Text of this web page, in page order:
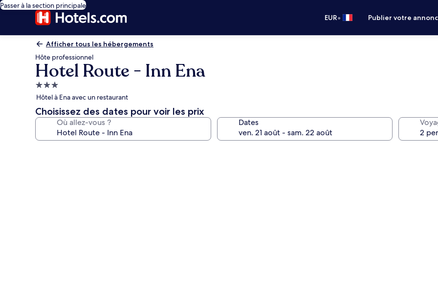
Passer à la section principale
EUR• Publier votre
Afficher tous les hébergements
Hôte professionnel
Hotel Route - Inn Ena
Hébergement
3.0 étoiles
Hôtel à Ena avec un restaurant
Choisissez des dates pour voir les prix
Où allez-vous ? Dates